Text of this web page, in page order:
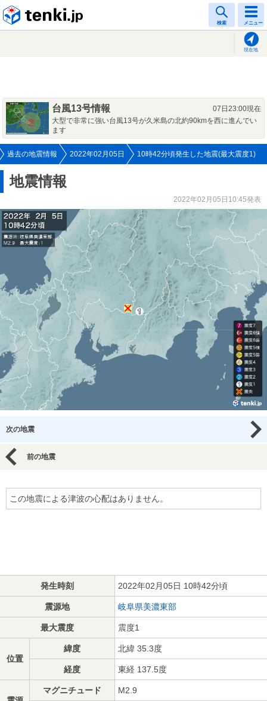
検索 メニュー
現在地
台風13号情報
07日23:00現在
大型で非常に強い台風13号が久米島の北約90kmを西に進んでい
ます
過去の地震情報 2022年02月05日 10時42分頃発生した地震(最大震度1)
地震情報
2022年02月05日10:45発表
次の地震
前の地震
この地震による津波の心配はありません。
発生時刻 2022年02月05日 10時42分頃
震源地 岐阜県美濃東部
最大震度 震度1
位置
緯度 北緯 35.3度
経度 東経 137.5度
マグニチュード M2.9